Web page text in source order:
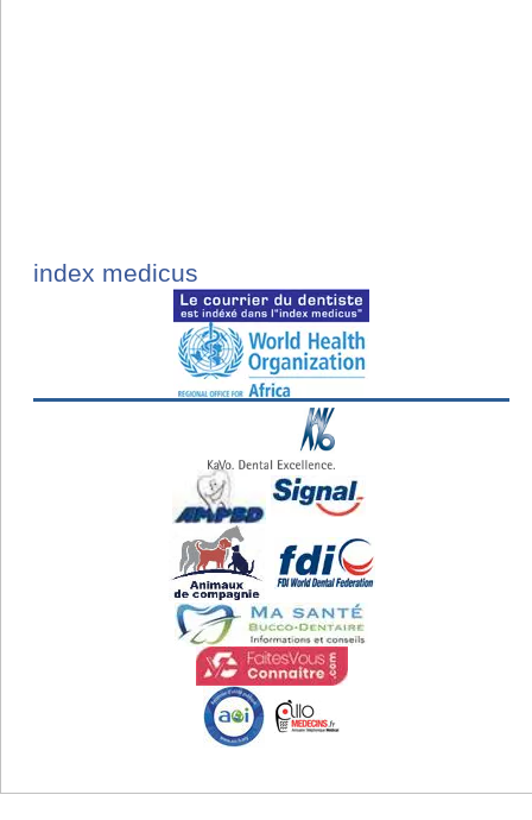
index medicus